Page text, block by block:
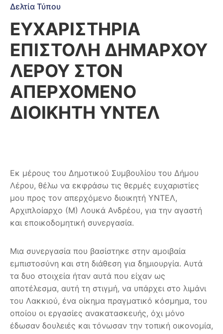
Δελτία Τύπου
ΕΥΧΑΡΙΣΤΗΡΙΑ
ΕΠΙΣΤΟΛΗ ΔΗΜΑΡΧΟΥ
ΛΕΡΟΥ ΣΤΟΝ
ΑΠΕΡΧΟΜΕΝΟ
ΔΙΟΙΚΗΤΗ ΥΝΤΕΛ
Εκ μέρους του Δημοτικού Συμβουλίου του Δήμου
Λέρου, θέλω να εκφράσω τις θερμές ευχαριστίες
μου προς τον απερχόμενο διοικητή ΥΝΤΕΛ,
Αρχιπλοίαρχο (Μ) Λουκά Ανδρέου, για την αγαστή
και εποικοδομητική συνεργασία.
Μια συνεργασία που βασίστηκε στην αμοιβαία
εμπιστοσύνη και στη διάθεση για δημιουργία. Αυτά
τα δυο στοιχεία ήταν αυτά που είχαν ως
αποτέλεσμα, αυτή τη στιγμή, να υπάρχει στο λιμάνι
του Λακκιού, ένα οίκημα πραγματικό κόσμημα, του
οποίου οι εργασίες ανακατασκευής, όχι μόνο
έδωσαν δουλειές και τόνωσαν την τοπική οικονομία,